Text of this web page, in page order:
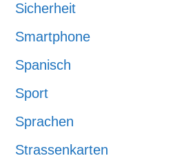
Sicherheit
Smartphone
Spanisch
Sport
Sprachen
Strassenkarten